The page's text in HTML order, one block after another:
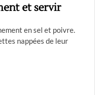
et servir
en sel et poivre.
nappées de leur